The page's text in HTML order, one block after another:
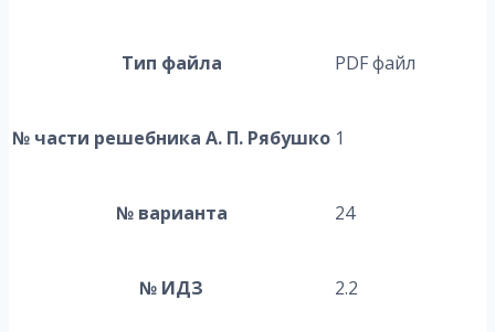
Тип файла PDF файл
№ части решебника А. П. Рябушко 1
№ варианта 24
№ ИДЗ 2.2